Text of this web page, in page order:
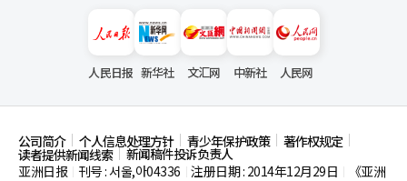
人民日报 新华社 文汇网 中新社 人民网
公司简介 个人信息处理方针 青少年保护政策 著作权规定
读者提供新闻线索
新闻稿件投诉负责人
亚洲日报
刊号 : 서울,아04336 注册日期 : 2014年12月29日
《亚洲